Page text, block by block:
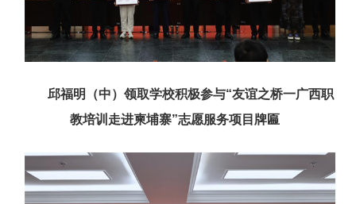
邱福明（中）领取学校积极参与“友谊之桥一广西职
教培训走进柬埔寨”志愿服务项目牌匾